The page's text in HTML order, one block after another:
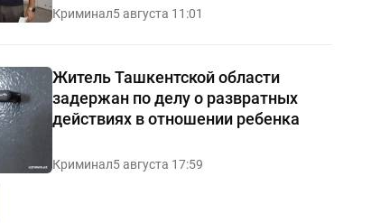
Криминал5 августа 11:01
Житель Ташкентской области
задержан по делу о развратных
действиях в отношении ребенка
Криминал5 августа 17:59